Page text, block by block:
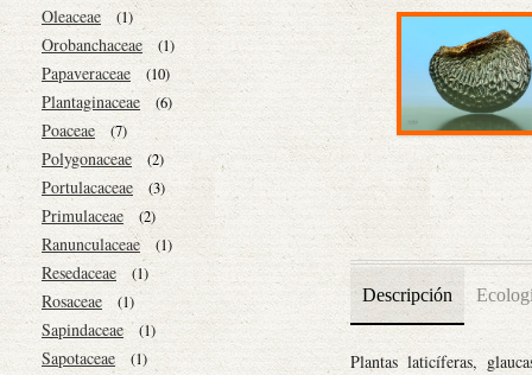
Oleaceae (1)
Orobanchaceae (1)
Papaveraceae (10)
Plantaginaceae (6)
Poaceae (7)
Polygonaceae (2)
Portulacaceae (3)
Primulaceae (2)
Ranunculaceae (1)
Resedaceae (1)
Rosaceae (1)
Sapindaceae (1)
Sapotaceae (1)
Descripción
Plantas laticíferas,